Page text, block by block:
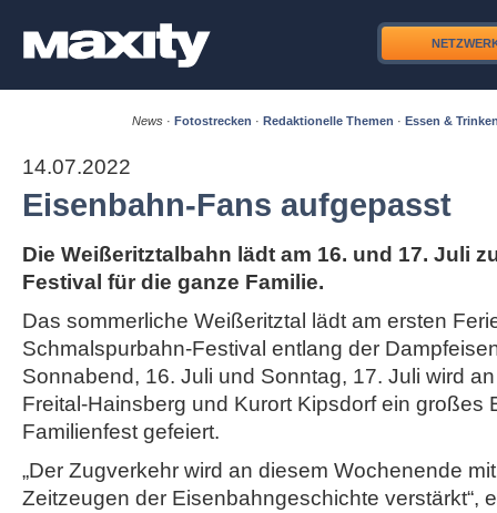
News· Fotostrecken · Redaktionelle Themen · Essen &
14.07.2022
Eisenbahn-Fans aufgepasst
Die Weißeritztalbahn lädt am 16. und 17. Juli
Festival für die ganze Familie.
Das sommerliche Weißeritztal lädt am ersten
Schmalspurbahn-Festival entlang der
Sonnabend, 16. Juli und Sonntag, 17. Juli wird
Freital-Hainsberg und Kurort Kipsdorf ein großes
Familienfest gefeiert.
„Der Zugverkehr wird an diesem Wochenende
Zeitzeugen der Eisenbahngeschichte verstärkt“,